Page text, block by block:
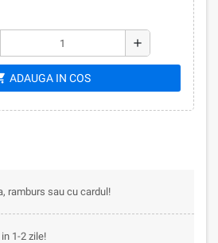
add
ADAUGA IN COS
ramburs sau cu cardul!
1-2 zile!